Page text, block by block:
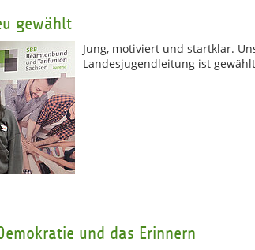
gewählt
Jung, motiviert und startklar.
Landesjugendleitung ist
und das Erinnern